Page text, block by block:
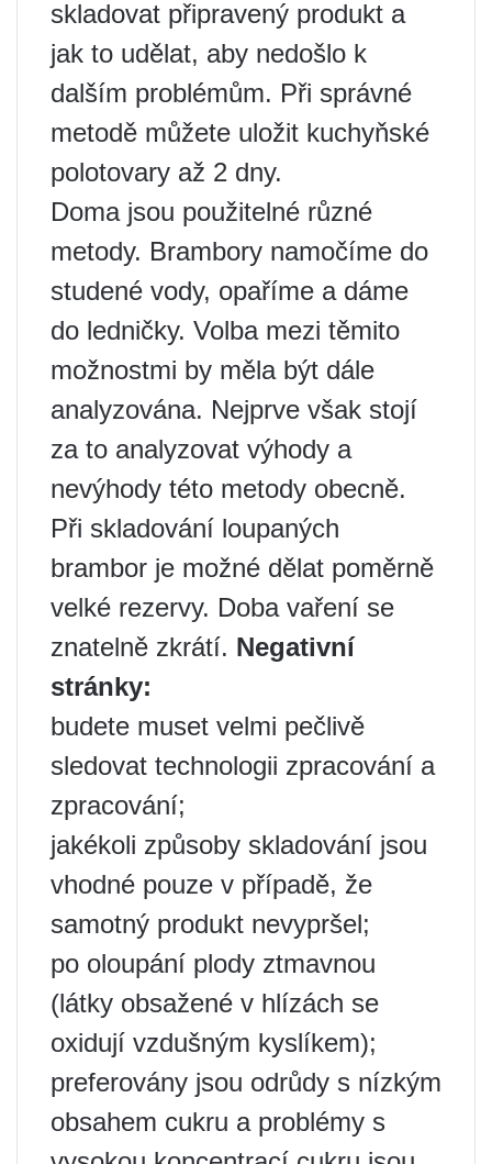
skladovat připravený produkt a
jak to udělat, aby nedošlo k
dalším problémům. Při správné
metodě můžete uložit kuchyňské
polotovary až 2 dny.
Doma jsou použitelné různé
metody. Brambory namočíme do
studené vody, opaříme a dáme
do ledničky. Volba mezi těmito
možnostmi by měla být dále
analyzována. Nejprve však stojí
za to analyzovat výhody a
nevýhody této metody obecně.
Při skladování loupaných
brambor je možné dělat poměrně
velké rezervy. Doba vaření se
znatelně zkrátí. Negativní
stránky:
budete muset velmi pečlivě
sledovat technologii zpracování a
zpracování;
jakékoli způsoby skladování jsou
vhodné pouze v případě, že
samotný produkt nevypršel;
po oloupání plody ztmavnou
(látky obsažené v hlízách se
oxidují vzdušným kyslíkem);
preferovány jsou odrůdy s nízkým
obsahem cukru a problémy s